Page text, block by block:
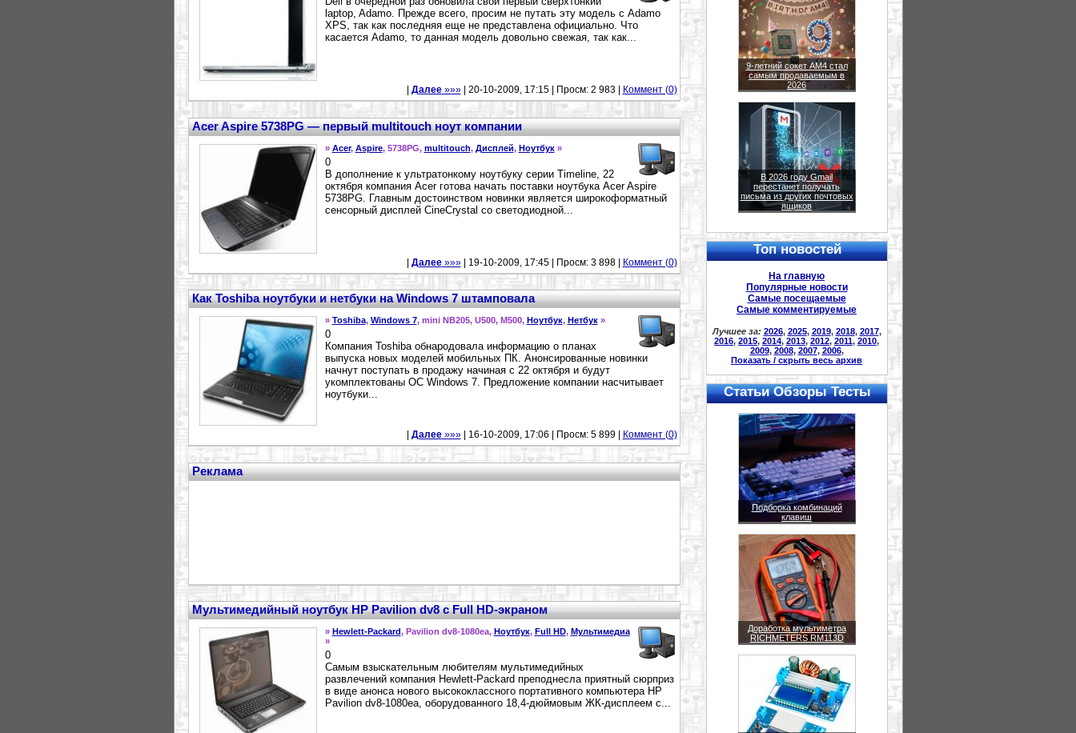
laptop, Adamo. Прежде всего, просим не путать эту модель с Adamo
XPS, так как последняя еще не представлена официально. Что
касается Adamo, то данная модель довольно свежая, так как...
Далее»»»| 20-10-2009, 17:15 | Просм: 2 983 | Коммент (0)
Acer Aspire 5738PG — первый multitouch ноут компании
» Acer, Aspire, 5738PG, multitouch, Дисплей, Ноутбук»
0
В дополнение к ультратонкому ноутбуку серии Timeline, 22
октября компания Acer готова начать поставки ноутбука Acer Aspire
5738PG. Главным достоинством новинки является широкоформатный
сенсорный дисплей CineCrystal со светодиодной...
Далее»»»| 19-10-2009, 17:45 | Просм: 3 898 | Коммент (0)
Как Toshiba ноутбуки и нетбуки на Windows 7 штамповала
» Toshiba, Windows 7, mini NB205, U500, M500, Ноутбук, Нетбук»
0
Компания Toshiba обнародовала информацию о планах
выпуска новых моделей мобильных ПК. Анонсированные новинки
начнут поступать в продажу начиная с 22 октября и будут
укомплектованы ОС Windows 7. Предложение компании насчитывает
ноутбуки...
Далее»»»| 16-10-2009, 17:06 | Просм: 5 899 | Коммент (0)
Реклама
Мультимедийный ноутбук HP Pavilion dv8 с Full HD-экраном
» Hewlett-Packard, Pavilion dv8-1080ea, Ноутбук, Full HD, Мультимедиа
»
0
Самым взыскательным любителям мультимедийных
развлечений компания Hewlett-Packard преподнесла приятный сюрприз
в виде анонса нового высококлассного портативного компьютера HP
Pavilion dv8-1080ea, оборудованного 18,4-дюймовым ЖК-дисплеем с...
9-летний сокет AM4 стал
самым продаваемым в
2026
В 2026 году Gmail
перестанет получать
письма из других почтовых
ящиков
Топ новостей
На главную
Популярные новости
Самые посещаемые
Самые комментируемые
Лучшее за: 2026, 2025, 2019, 2018, 2017,
2016, 2015, 2014, 2013, 2012, 2011, 2010,
2009, 2008, 2007, 2006,
Показать / скрыть весь архив
Статьи Обзоры Тесты
Подборка комбинаций
клавиш
Доработка мультиметра
RICHMETERS RM113D